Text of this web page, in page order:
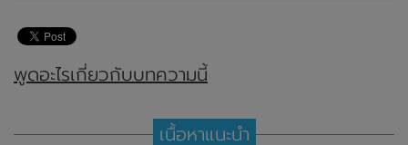
พูดอะไรเกี่ยวกับบทความนี้
เนื้อหาแนะนำ